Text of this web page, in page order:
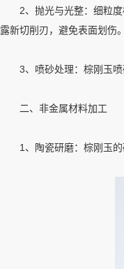
2、抛光与光整：细粒度
露新切削刃，避免表面划伤
3、喷砂处理：棕刚玉喷
二、非金属材料加工
1、陶瓷研磨：棕刚玉的